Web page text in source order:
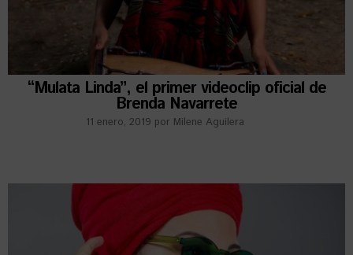
“Mulata Linda”, el primer videoclip oficial de
Brenda Navarrete
11 enero, 2019 por Milene Aguilera